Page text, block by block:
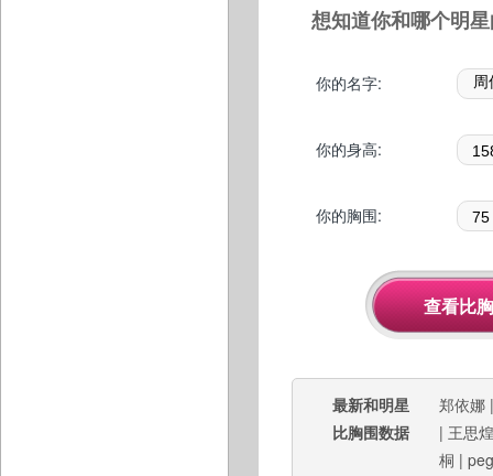
想知道你和哪个明
你的名字:
你的身高:
你的胸围:
最新和明星
比胸围数据
郑依娜
| 王思煌
桐 |